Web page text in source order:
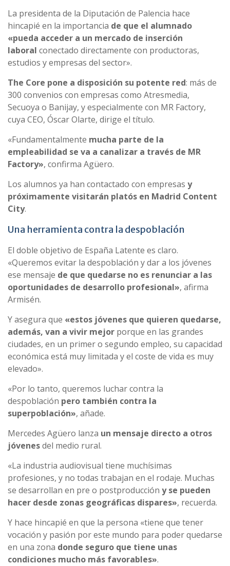
La presidenta de la Diputación de Palencia hace
hincapié en la importancia de que el alumnado
«pueda acceder a un mercado de inserción
laboral conectado directamente con productoras,
estudios y empresas del sector».
The Core pone a disposición su potente red: más de
300 convenios con empresas como Atresmedia,
Secuoya o Banijay, y especialmente con MR Factory,
cuya CEO, Óscar Olarte, dirige el título.
«Fundamentalmente mucha parte de la
empleabilidad se va a canalizar a través de MR
Factory», confirma Agüero.
Los alumnos ya han contactado con empresas y
próximamente visitarán platós en Madrid Content
City.
Una herramienta contra la despoblación
El doble objetivo de España Latente es claro.
«Queremos evitar la despoblación y dar a los jóvenes
ese mensaje de que quedarse no es renunciar a las
oportunidades de desarrollo profesional», afirma
Armisén.
Y asegura que «estos jóvenes que quieren quedarse,
además, van a vivir mejor porque en las grandes
ciudades, en un primer o segundo empleo, su capacidad
económica está muy limitada y el coste de vida es muy
elevado».
«Por lo tanto, queremos luchar contra la
despoblación pero también contra la
superpoblación», añade.
Mercedes Agüero lanza un mensaje directo a otros
jóvenesdel medio rural.
«La industria audiovisual tiene muchísimas
profesiones, y no todas trabajan en el rodaje. Muchas
se desarrollan en pre o postproducción y se pueden
hacer desde zonas geográficas dispares», recuerda.
Y hace hincapié en que la persona «tiene que tener
vocación y pasión por este mundo para poder quedarse
en una zona donde seguro que tiene unas
condiciones mucho más favorables».